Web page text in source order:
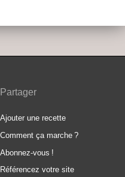
Partager
Ajouter une recette
Comment ça marche ?
Abonnez-vous !
Référencez votre site